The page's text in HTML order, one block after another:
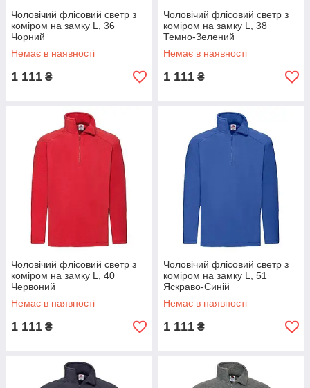
Чоловічий флісовий светр з
коміром на замку L, 36
Чорний
Немає в наявності
1 111 ₴
Чоловічий флісовий светр з
коміром на замку L, 38
Темно-Зелений
Немає в наявності
1 111 ₴
Чоловічий флісовий светр з
коміром на замку L, 40
Червоний
Немає в наявності
1 111 ₴
Чоловічий флісовий светр з
коміром на замку L, 51
Яскраво-Синій
Немає в наявності
1 111 ₴